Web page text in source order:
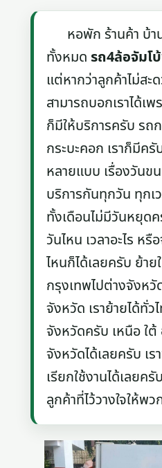
หอพัก ร้านค้า บ้าน
ทั้งหมดรถ4ล้อจัมโ
แต่หากว่าลูกค้าไม่สะ
สามารถบอกเราได้เพ
ก็มีให้บริการครับ รถ
กระบะคอก เราก็มีครั
หลายแบบ เรื่องวันขน
บริการกันทุกวัน ทุกเ
ทั้งเดือนไม่มีวันหยุด
วันไหน เวลาอะไร หรื
ไหนก็ได้เลยครับ ย้า
กรุงเทพไปต่างจังห
จังหวัด เราย้ายได้ทั่ว
จังหวัดครับ เหนือ ใ
จังหวัดได้เลยครับ เ
เรียกใช้งานได้เลย
ลูกค้าที่ไว้วางใจให้พว